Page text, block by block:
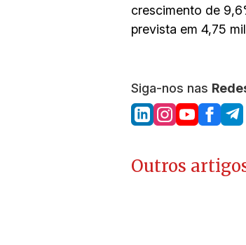
crescimento de
prevista em 4,75
Siga-nos nas
Outros